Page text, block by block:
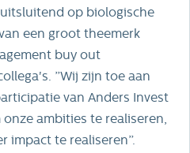
op biologische
een groot theemerk
buy out
”Wij zijn toe aan
van Anders Invest
ambities te realiseren,
impact te realiseren”.